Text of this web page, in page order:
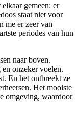
gemeen: er
staat niet voor
me er zeer van
periodes van hun
naar boven.
onzeker voelen.
En het ontbreekt ze
Het mooiste
omgeving, waardoor